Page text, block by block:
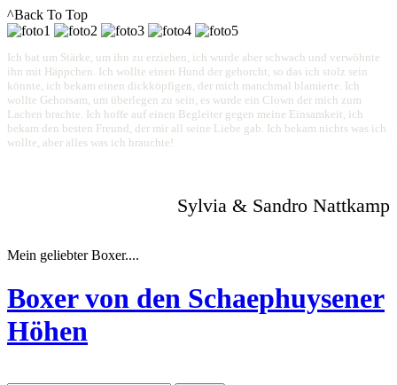
^Back To Top
Ich bat um Stärke, um ihn zu erziehen, ich wurde aber schwach und verwöhnte
ihn mit Häppchen. Ich wollte einen Hund der gehorcht, so das ich stolz sein
könnte, ich bekam einen dickköpfigen, der mich manchmal blamierte. Ich
wollte Gehorsam, um überlegen zu sein, es wurde ein Clown der mich zum
Lachen brachte. Ich hoffe auf einen Begleiter gegen meine Einsamkeit, ich
bekam den besten Freund, der mir all seine Liebe gab. Ich bekam nichts was ich
wollte, aber alles was ich brauchte!
Sylvia & Sandro Nattkamp
Mein geliebter Boxer....
Boxer von den Schaephuysener
Höhen